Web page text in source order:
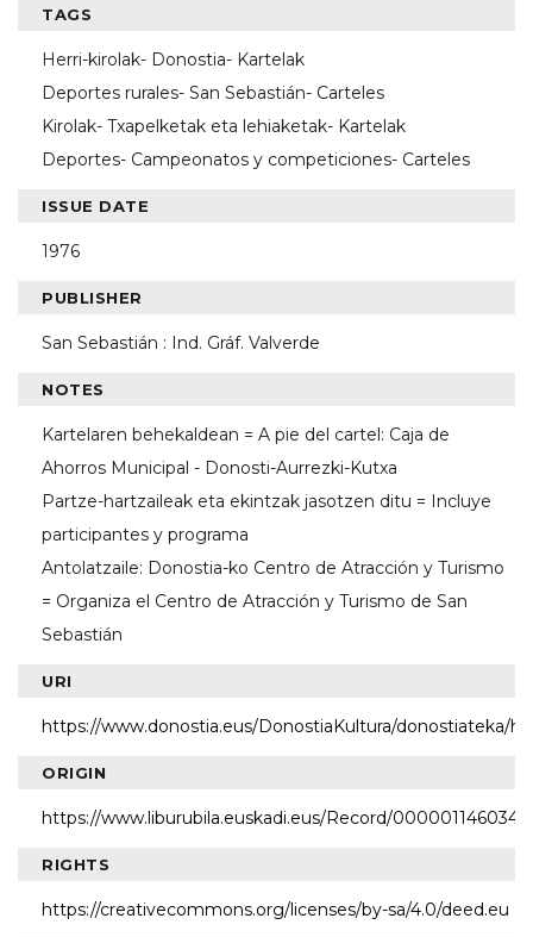
TAGS
Herri-kirolak- Donostia- Kartelak
Deportes rurales- San Sebastián- Carteles
Kirolak- Txapelketak eta lehiaketak- Kartelak
Deportes- Campeonatos y competiciones- Carteles
ISSUE DATE
1976
PUBLISHER
San Sebastián : Ind. Gráf. Valverde
NOTES
Kartelaren behekaldean = A pie del cartel: Caja de
Ahorros Municipal - Donosti-Aurrezki-Kutxa
Partze-hartzaileak eta ekintzak jasotzen ditu = Incluye
participantes y programa
Antolatzaile: Donostia-ko Centro de Atracción y Turismo
= Organiza el Centro de Atracción y Turismo de San
Sebastián
URI
https://www.donostia.eus/DonostiaKultura/donostiateka/
ORIGIN
https://www.liburubila.euskadi.eus/Record/000001146034
RIGHTS
https://creativecommons.org/licenses/by-sa/4.0/deed.eu